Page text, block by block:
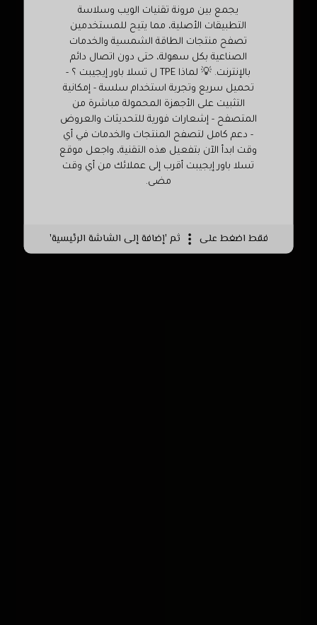
يجمع بين مرونة تقنيات الويب وسلاسة
التطبيقات الأصلية، مما يتيح للمستخدمين
تصفح منتجات الطاقة الشمسية والخدمات
الصناعية بكل سهولة، حتى دون اتصال دائم
بالإنترنت. 💡 لماذا TPE ل تسلا باور إيجيبت ؟ -
تحميل سريع وتجربة استخدام سلسة - إمكانية
التثبيت على الأجهزة المحمولة مباشرة من
المتصفح - إشعارات فورية للتحديثات والعروض
- دعم كامل لتصفح المنتجات والخدمات في أي
وقت ابدأ الآن بتفعيل هذه التقنية، واجعل موقع
تسلا باور إيجيبت أقرب إلى عملائك من أي وقت
مضى.
فقط اضغط على ثم 'إضافة إلى الشاشة الرئيسية'